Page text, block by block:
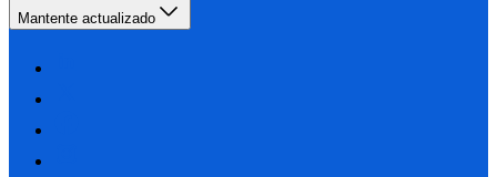
Mantente actualizado